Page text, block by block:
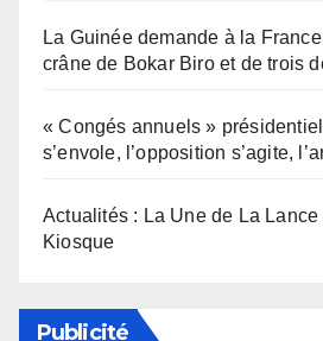
La Guinée demande à la
crâne de Bokar Biro et de trois
« Congés annuels »
s’envole, l’opposition s’agite,
Actualités : La Une de La Lance
Kiosque
Publicité